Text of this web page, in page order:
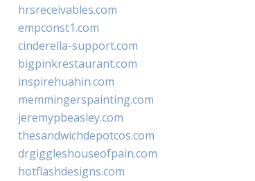
hrsreceivables.com
empconst1.com
cinderella-support.com
bigpinkrestaurant.com
inspirehuahin.com
memmingerspainting.com
jeremypbeasley.com
thesandwichdepotcos.com
drgiggleshouseofpain.com
hotflashdesigns.com